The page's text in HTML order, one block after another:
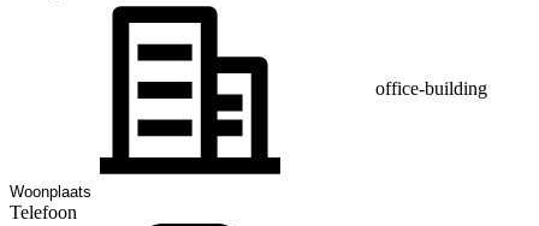
office-building
Telefoon